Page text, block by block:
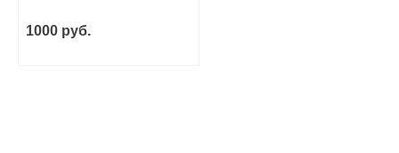
1000 руб.